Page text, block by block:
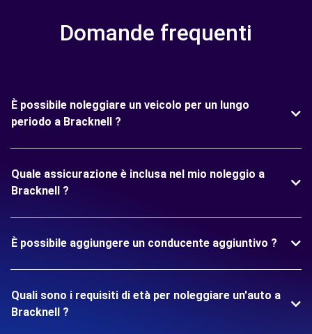
Domande frequenti
È possibile noleggiare un veicolo per un lungo
periodo a Bracknell ?
Quale assicurazione è inclusa nel mio noleggio a
Bracknell ?
È possibile aggiungere un conducente aggiuntivo ?
Quali sono i requisiti di età per noleggiare un'auto a
Bracknell ?